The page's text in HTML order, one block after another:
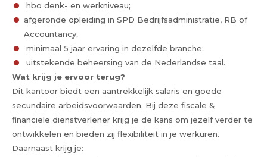
hbo denk- en werkniveau;
afgeronde opleiding in SPD Bedrijfsadministratie, RB of
Accountancy;
minimaal 5 jaar ervaring in dezelfde branche;
uitstekende beheersing van de Nederlandse taal.
Wat krijg je ervoor terug?
Dit kantoor biedt een aantrekkelijk salaris en goede
secundaire arbeidsvoorwaarden. Bij deze fiscale &
financiële dienstverlener krijg je de kans om jezelf verder te
ontwikkelen en bieden zij flexibiliteit in je werkuren.
Daarnaast krijg je: